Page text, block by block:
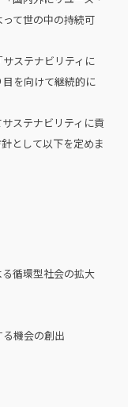
て世の中の持続可
ステナビリティに
を向けて継続的に
ステナビリティに貢
として以下を定めま
循環型社会の拡大
機会の創出